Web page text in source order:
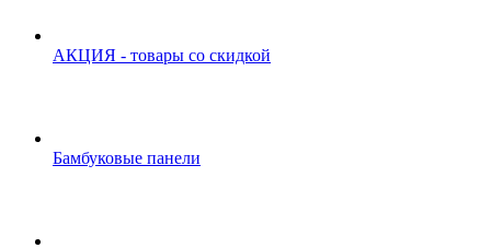
АКЦИЯ - товары со скидкой
Бамбуковые панели